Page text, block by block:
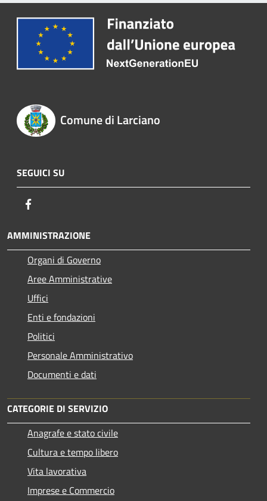
Comune di Larciano
SEGUICI SU
AMMINISTRAZIONE
Organi di Governo
Aree Amministrative
Uffici
Enti e fondazioni
Politici
Personale Amministrativo
Documenti e dati
CATEGORIE DI SERVIZIO
Anagrafe e stato civile
Cultura e tempo libero
Vita lavorativa
Imprese e Commercio